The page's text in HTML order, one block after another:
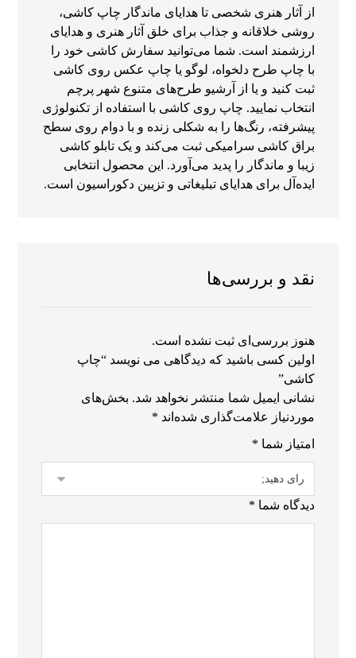
از آثار هنری شخصی تا هدایای ماندگار چاپ کاشی،
روشی خلاقانه و جذاب برای خلق آثار هنری و هدایای
ارزشمند است. شما می‌توانید سفارش کاشی خود را
با چاپ طرح دلخواه، لوگو یا چاپ عکس روی کاشی
ثبت کنید و یا از آرشیو طرح‌های متنوع شهر پرچم
انتخاب نمایید. چاپ روی کاشی با استفاده از تکنولوژی
پیشرفته، رنگ‌ها را به شکلی زنده و با دوام روی سطح
براق کاشی سرامیکی ثبت می‌کند و یک تابلو کاشی
زیبا و ماندگار را پدید می‌آورد. این محصول انتخابی
ایده‌آل برای هدایای تبلیغاتی و تزیین دکوراسیون است.
نقد و بررسی‌ها
هنوز بررسی‌ای ثبت نشده است.
اولین کسی باشید که دیدگاهی می نویسد “چاپ
کاشی”
نشانی ایمیل شما منتشر نخواهد شد. بخش‌های
موردنیاز علامت‌گذاری شده‌اند *
امتیاز شما *
دیدگاه شما *